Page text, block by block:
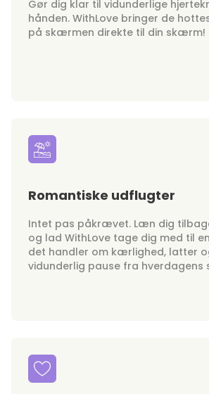
Gør dig klar til vidunderlige
hånden. WithLove bringer de
på skærmen direkte til din skærm!
Romantiske udflugter
Intet pas påkrævet. Læn dig
og lad WithLove tage dig med til
det handler om kærlighed, latter
vidunderlig pause fra hverdagens